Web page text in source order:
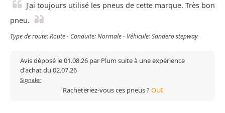
J'ai toujours utilisé les pneus de cette marque. Très bon
pneu.
Type de route: Route - Conduite: Normale - Véhicule: Sandero stepway
Avis déposé le 01.08.26 par Plum suite à une expérience
d'achat du 02.07.26
Signaler
Racheteriez-vous ces pneus ?OUI